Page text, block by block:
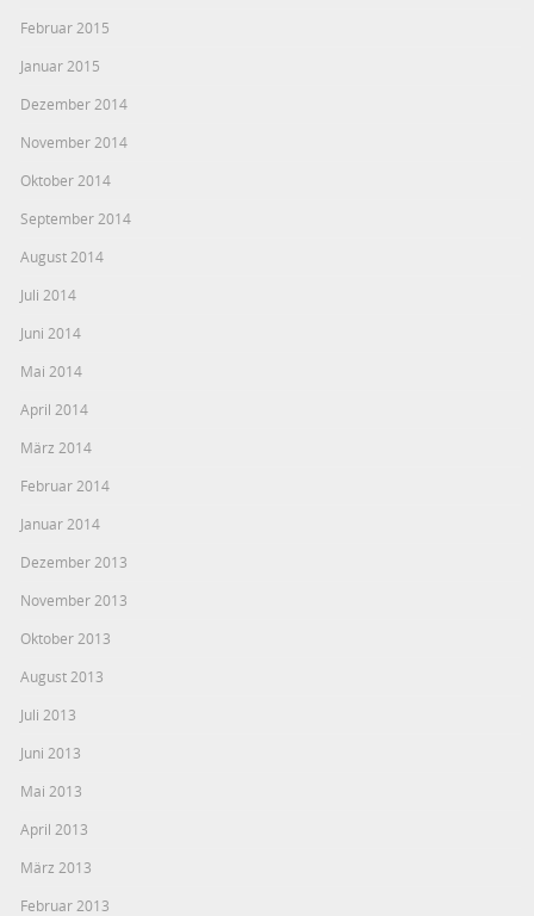
Februar 2015
Januar 2015
Dezember 2014
November 2014
Oktober 2014
September 2014
August 2014
Juli 2014
Juni 2014
Mai 2014
April 2014
März 2014
Februar 2014
Januar 2014
Dezember 2013
November 2013
Oktober 2013
August 2013
Juli 2013
Juni 2013
Mai 2013
April 2013
März 2013
Februar 2013